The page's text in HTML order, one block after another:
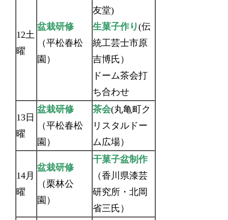
12土
曜
盆栽研修
（平松春松
園）
友堂)
生菓子作り(伝
統工芸士市原
吉博氏）
ドーム茶会打
ち合わせ
13日
曜
盆栽研修
（平松春松
園）
茶会(丸亀町ク
リスタルドー
ム広場）
14月
曜
盆栽研修
（栗林公
園）
干菓子盆制作
（香川県漆芸
研究所・北岡
省三氏）